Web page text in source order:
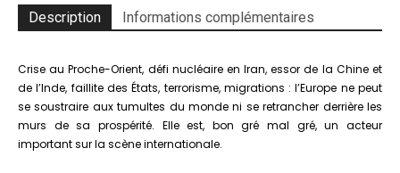
puissance
tranquille?
et
identité
sur
la
scène
Description Informations complémentaires
Crise au Proche-Orient, défi nucléaire en Iran, essor de la Chine et
de l’Inde, faillite des États, terrorisme, migrations : l’Europe ne peut
se soustraire aux tumultes du monde ni se retrancher derrière les
murs de sa prospérité. Elle est, bon gré mal gré, un acteur
important sur la scène internationale.